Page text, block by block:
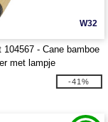
W32
104567 - Cane bamboe
met lampje
-41%